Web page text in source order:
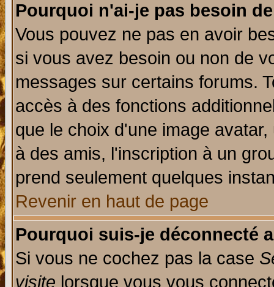
Pourquoi n'ai-je pas besoin
Vous pouvez ne pas en avoir
si vous avez besoin ou non de
messages sur certains forums.
accès à des fonctions
que le choix d'une image
à des amis, l'inscription à un
prend seulement quelques
Revenir en haut de page
Pourquoi suis-je déconnecté
Si vous ne cochez pas la case
visite lorsque vous vous